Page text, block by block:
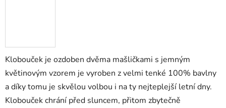
Klobouček je ozdoben dvěma mašličkami s jemným
květinovým vzorem je vyroben z velmi tenké 100% bavlny
a díky tomu je skvělou volbou i na ty nejteplejší letní dny.
Klobouček chrání před sluncem, přitom zbytečně